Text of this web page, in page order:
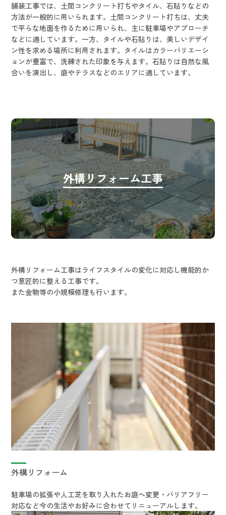
舗装工事では、土間コンクリート打ちやタイル、石貼りなどの
方法が一般的に用いられます。土間コンクリート打ちは、丈夫
で平らな地面を作るために用いられ、主に駐車場やアプローチ
などに適しています。一方、タイルや石貼りは、美しいデザイ
ン性を求める場所に利用されます。タイルはカラーバリエーシ
ョンが豊富で、洗練された印象を与えます。石貼りは自然な風
合いを演出し、庭やテラスなどのエリアに適しています。
外構リフォーム工事
外構リフォーム工事はライフスタイルの変化に対応し機能的か
つ意匠的に整える工事です。
​​​​​​​また金物等の小規模修理も行います。
外構リフォーム
駐車場の拡張や人工芝を取り入れたお庭へ変更・バリアフリー
対応など今の生活やお好みに合わせてリニューアルします。